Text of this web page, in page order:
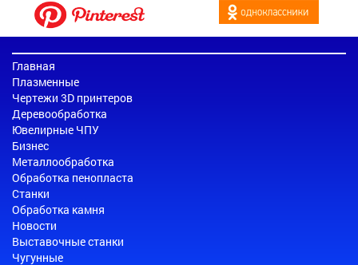
Главная
Плазменные
Чертежи 3D принтеров
Деревообработка
Ювелирные ЧПУ
Бизнес
Металлообработка
Обработка пенопласта
Станки
Обработка камня
Новости
Выставочные станки
Чугунные